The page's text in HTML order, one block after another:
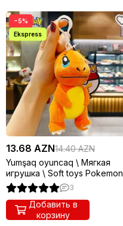
−5%
13.68 AZN14.40 AZN
Yumşaq oyuncaq \ Мягкая
игрушка \ Soft toys Pokemon
orange mini keychain
3
Добавить в
корзину